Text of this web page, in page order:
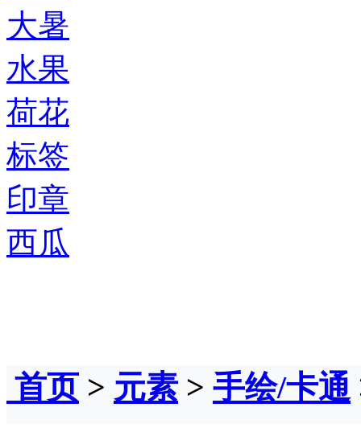
大暑
水果
荷花
标签
印章
西瓜
首页> 元素 > 手绘/卡通